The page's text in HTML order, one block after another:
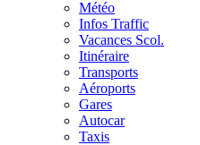
Météo
Infos Traffic
Vacances Scol.
Itinéraire
Transports
Aéroports
Gares
Autocar
Taxis